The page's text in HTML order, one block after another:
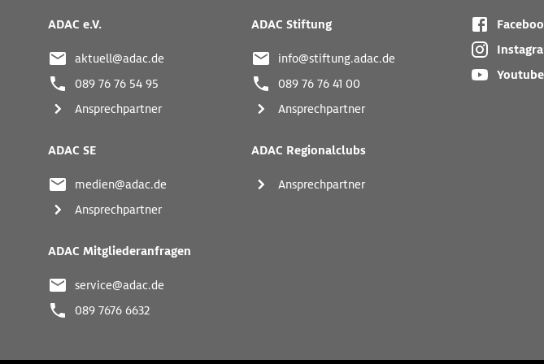
und
Links
ADAC e.V.
aktuell@adac.de
089 76 76 54 95
Ansprechpartner
ADAC Stiftung
info@stiftung.adac.de
089 76 76 41 00
Ansprechpartner
ADAC SE
medien@adac.de
Ansprechpartner
ADAC Regionalclubs
Ansprechpartner
ADAC Mitgliederanfragen
service@adac.de
089 7676 6632
Youtube